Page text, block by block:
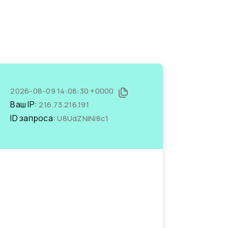
2026-08-09 14:08:30 +0000
Ваш IP:216.73.216.191
ID запроса:U8UdZNiNi8c1